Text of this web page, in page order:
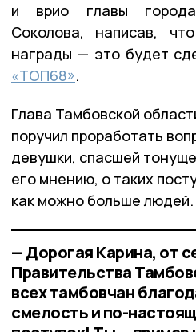
и врио главы
Соколова, написав,
награды — это будет
«ТОП68».
Глава Тамбовской
поручил проработать
девушки, спасшей
его мнению, о таких
как можно больше людей.
— Дорогая Карина, от
Правительства
всех тамбовчан
смелость и по-